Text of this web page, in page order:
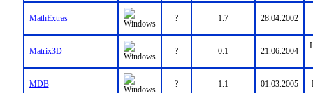
MathExtras ? 1.7 28.04.2002
Matrix3D ? 0.1 21.06.2004
MDB ? 1.1 01.03.2005